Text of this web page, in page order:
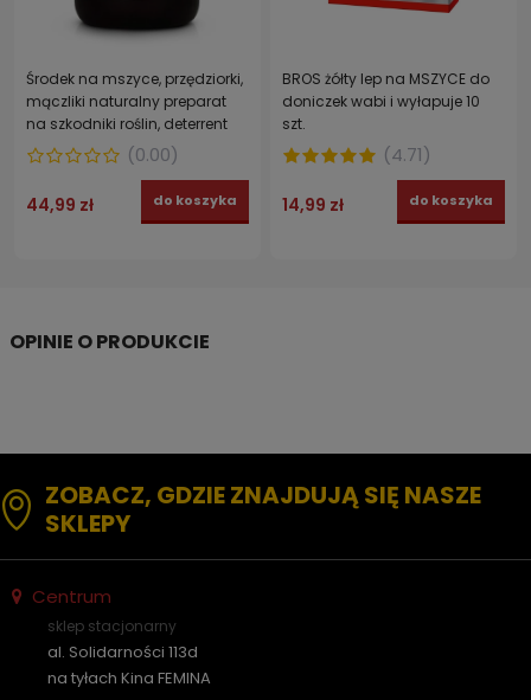
Środek na mszyce, przędziorki,
mączliki naturalny preparat
na szkodniki roślin, deterrent
pokarmowy BIOSAP AGROPAK
200 ml
(0.00)
44,99 zł do koszyka
BROS żółty lep na MSZYCE do
doniczek wabi i wyłapuje 10
szt.
(4.71)
14,99 zł do koszyka
ZOBACZ, GDZIE ZNAJDUJĄ SIĘ NASZE
SKLEPY
Centrum
sklep stacjonarny
al. Solidarności 113d
na tyłach Kina FEMINA